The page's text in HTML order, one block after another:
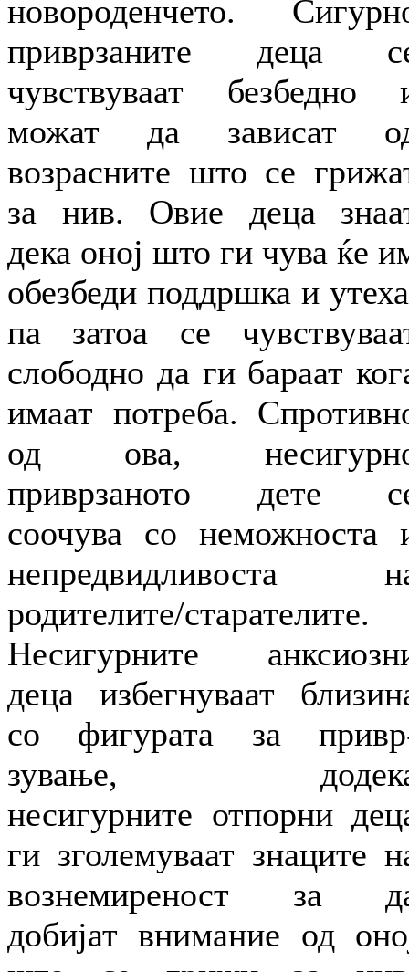
новороденчето.
приврзаните деца
чувствуваат безбедно
можат да зависат
возрасните што се
за нив. Овие деца
дека оној што ги чува ќе
обезбеди поддршка и
па затоа се
слободно да ги бараат
имаат потреба.
од ова,
приврзаното дете
соочува со неможноста
непредвидливоста
родителите/старателите.
Несигурните
деца избегнуваат
со фигурата за
зување,
несигурните отпорни
ги зголемуваат знаците
вознемиреност за
добијат внимание од